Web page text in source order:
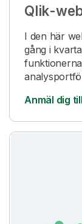
Qlik-
I den här
gång i
Anmäl dig